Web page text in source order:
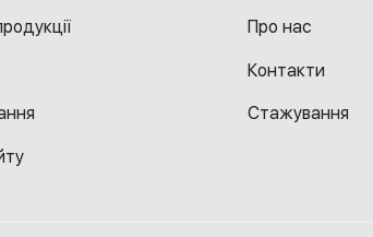
Про нас
Контакти
Cтажування